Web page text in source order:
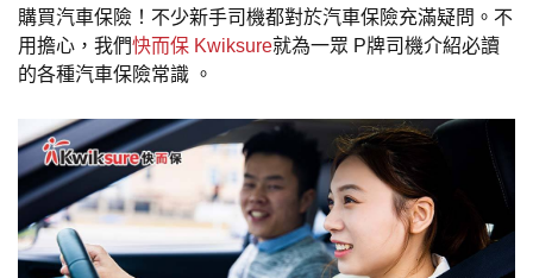
購買汽車保險！不少新手司機都對於汽車保險充滿疑問。不
用擔心，我們快而保 Kwiksure就為一眾 P牌司機介紹必讀
的各種汽車保險常識 。